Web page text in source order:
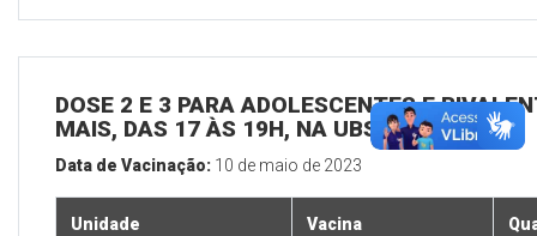
DOSE 2 E 3 PARA ADOLESCENTES E
MAIS, DAS 17 ÀS 19H, NA UBS SEDE
Data de Vacinação: 10 de maio de 2023
Unidade Vacina